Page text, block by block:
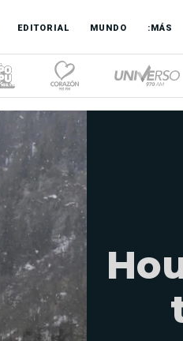
EDITORIAL MUNDO :MÁS